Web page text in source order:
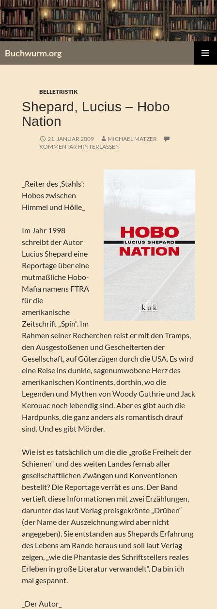
Zum
Inhalt
springen
Buchwurm.org
BELLETRISTIK
Shepard, Lucius – Hobo
Nation
21. JANUAR 2009
MICHAEL MATZER
KOMMENTAR HINTERLASSEN
_Reiter des ‚Stahls‘:
Hobos zwischen
Himmel und Hölle_
Im Jahr 1998
schreibt der Autor
Lucius Shepard eine
Reportage über eine
mutmaßliche Hobo-
Mafia namens FTRA
für die
amerikanische
Zeitschrift „Spin“. Im
Rahmen seiner Recherchen reist er mit den Tramps,
den Ausgestoßenen und Gescheiterten der
Gesellschaft, auf Güterzügen durch die USA. Es wird
eine Reise ins dunkle, sagenumwobene Herz des
amerikanischen Kontinents, dorthin, wo die
Legenden und Mythen von Woody Guthrie und Jack
Kerouac noch lebendig sind. Aber es gibt auch die
Hardpunks, die ganz anders als romantisch drauf
sind. Und es gibt Mörder.
Wie ist es tatsächlich um die die „große Freiheit der
Schienen“ und des weiten Landes fernab aller
gesellschaftlichen Zwängen und Konventionen
bestellt? Die Reportage verrät es uns. Der Band
vertieft diese Informationen mit zwei Erzählungen,
darunter das laut Verlag preisgekrönte „Drüben“
(der Name der Auszeichnung wird aber nicht
angegeben). Sie entstanden aus Shepards Erfahrung
des Lebens am Rande heraus und soll laut Verlag
zeigen, „wie die Phantasie des Schriftstellers reales
Erleben in große Literatur verwandelt“. Da bin ich
mal gespannt.
_Der Autor_